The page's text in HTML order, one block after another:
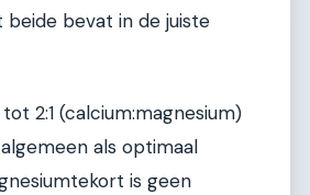
bevat in de juiste
tot 2:1 (calcium:magnesium)
als optimaal
is geen